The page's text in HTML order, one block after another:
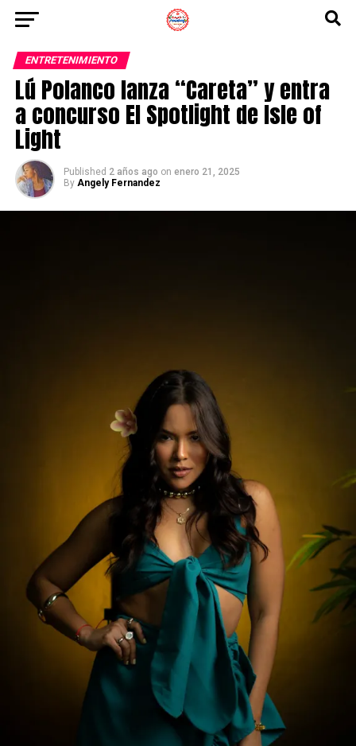
ENTRETENIMIENTO
Lú Polanco lanza “Careta” y entra
a concurso El Spotlight de Isle of
Light
Published 2 años ago on enero 21, 2025
By Angely Fernandez